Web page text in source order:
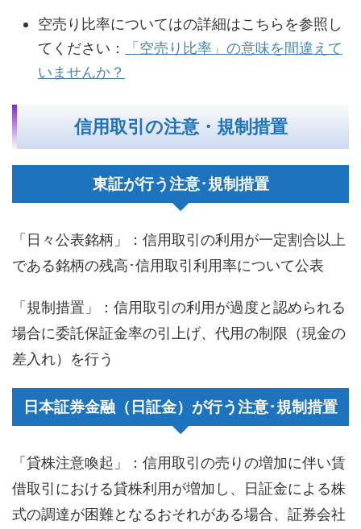
空売り比率についてはの詳細はこちらを参照し
てください：
「空売り比率」の意味を間違えて
いませんか？
信用取引の注意・規制措置
東証が行う注意･規制措置
「日々公表銘柄」：信用取引の利用が一定割合以上
である銘柄の残高･信用取引利用率について公表
「規制措置」：信用取引の利用が過度と認められる
場合に委託保証金率の引上げ、代用の制限（現金の
差入れ）を行う
日本証券金融（日証金）が行う注意･規制措置
「貸株注意喚起」：信用取引の売りの増加に伴い賃
借取引における貸株利用が増加し、日証金による株
式の調達が困難となるおそれがある場合、証券会社